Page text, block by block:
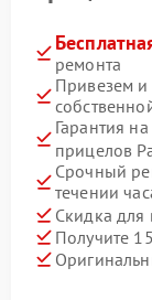
ремонта
Привезем и
Гарантия
прицелов
Срочный
течении
Скидка для
Получите